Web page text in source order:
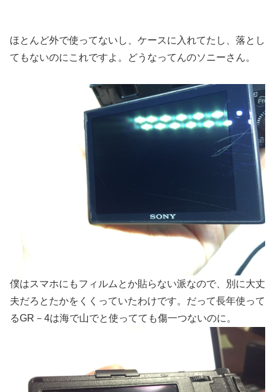
ほとんど外で使ってないし、ケースに入れてたし、落とし
てもないのにこれですよ。どうなってんのソニーさん。
僕はスマホにもフィルムとか貼らない派なので、別に大丈
夫だろとたかをくくっていたわけです。だって長年使って
るGR－4は海で山でと使ってても傷一つないのに。